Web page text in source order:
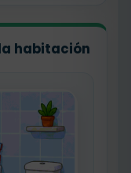
habitación